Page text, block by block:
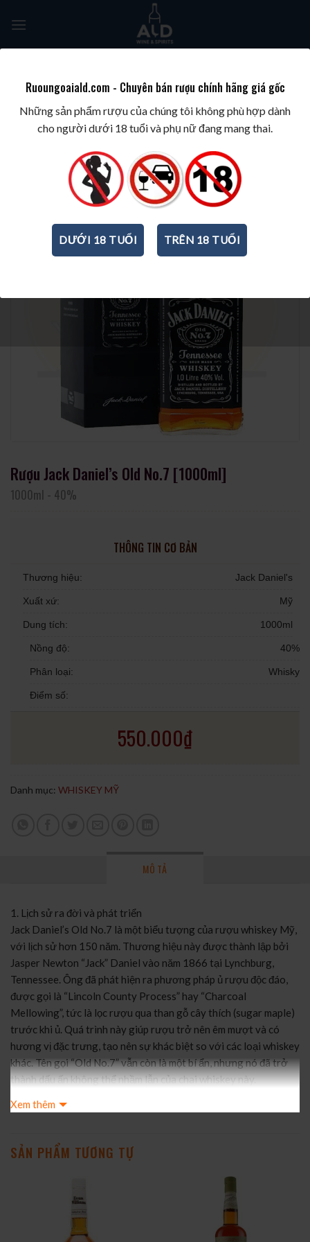
TRANG CHỦ / RƯỢU WHISKY / WHISKEY MỸ
Rượu Jack Daniel’s Old No.7 [1000ml]
1000ml - 40%
THÔNG TIN CƠ BẢN
Thương hiệu: Jack Daniel's
Xuất xứ: Mỹ
Dung tích: 1000ml
Nồng độ: 40%
Phân loại: Whisky
Điểm số:
550.000₫
Danh mục: WHISKEY MỸ
MÔ TẢ
1. Lịch sử ra đời và phát triển
Jack Daniel’s Old No.7 là một biểu tượng của rượu whiskey Mỹ,
với lịch sử hơn 150 năm. Thương hiệu này được thành lập bởi
Jasper Newton “Jack” Daniel vào năm 1866 tại Lynchburg,
Tennessee. Ông đã phát hiện ra phương pháp ủ rượu độc đáo,
được gọi là “Lincoln County Process” hay “Charcoal
Mellowing”, tức là lọc rượu qua than gỗ cây thích (sugar maple)
trước khi ủ. Quá trình này giúp rượu trở nên êm mượt và có
hương vị đặc trưng, tạo nên sự khác biệt so với các loại whiskey
khác. Tên gọi “Old No.7” vẫn còn là một bí ẩn, nhưng nó đã trở
thành dấu ấn không thể nhầm lẫn của chai whiskey này.
Jack Daniel’s Old No.7 được sản xuất từ hỗn hợp ngũ cốc gồm
trình sản xuất là việc lọc rượu qua than gỗ cây thích (Charcoal
Mellowing) trước khi ủ. Quá trình này kéo dài từ 3 đến 5 ngày,
giúp loại bỏ tạp chất và làm cho rượu mềm mượt, êm dịu hơn.
Sau đó, rượu được ủ trong các thùng gỗ sồi Mỹ mới, được đốt
cháy bên trong để tạo ra hương vị vani và caramel.
3. Ghi chú nếm thử (Tasting Notes)
Xem thêm
SẢN PHẨM TƯƠNG TỰ
Ruoungoaiald.com - Chuyên bán rượu chính hãng giá gốc
Những sản phẩm rượu của chúng tôi không phù hợp dành
cho người dưới 18 tuổi và phụ nữ đang mang thai.
DƯỚI 18 TUỔI TRÊN 18 TUỔI